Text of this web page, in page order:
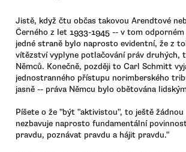
Jistě, když čtu občas takovou Arendtové
Černého z let 1933-1945 -- v tom
jedné straně bylo naprosto evidentní, že z
vítězství vyplyne potlačování práv druhých,
Němců. Konečně, později to Carl Schmitt
jednostranného přístupu norimberského
jasně -- práva Němcu bylo obětována
Píšete o že "být "aktivistou", to ještě
nezbavuje naprosto fundamentální
pravdu, poznávat pravdu a hájit pravdu."